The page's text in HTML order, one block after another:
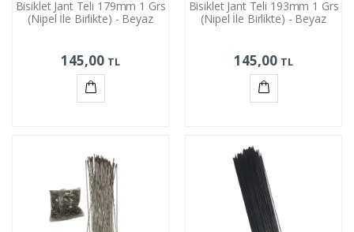
Bisiklet Jant Teli 179mm 1 Grs
(Nipel İle Birlikte) - Beyaz
145,00 TL
Bisiklet Jant Teli 193mm 1 Grs
(Nipel İle Birlikte) - Beyaz
145,00 TL